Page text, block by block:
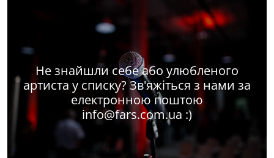
Не знайшли себе або улюбленого
артиста у списку? Зв'яжіться з нами за
електронною поштою
info@fars.com.ua :)